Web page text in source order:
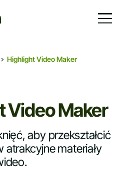
Highlight Video Maker
Video Maker
aby przekształcić
atrakcyjne materiały